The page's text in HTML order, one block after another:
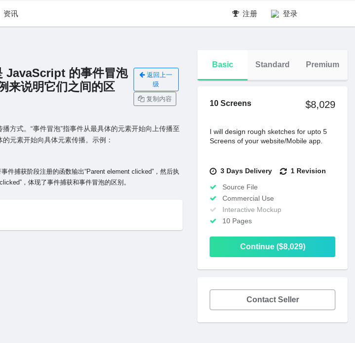
资讯 注册 登录
JavaScript 的事件冒泡
来说明它们之间的区
返回上一
级
复制内容
⽅式。“事件冒泡”指事件从最具体的元素开始向上传播⾄
元素开始向具体元素传播。⽰例：
件捕获阶段注册的函数输出“Parent element clicked”，然后执
，体现了事件捕获和事件冒泡的区别。
Basic Standard Premium
10 Screens $8,029
I will design rough sketches for upto 5
Screens of your website/Mobile app.
3 Days Delivery 1 Revision
Source File
Commercial Use
Interactive Mockup
10 Pages
Continue ($8,029)
Contact Seller